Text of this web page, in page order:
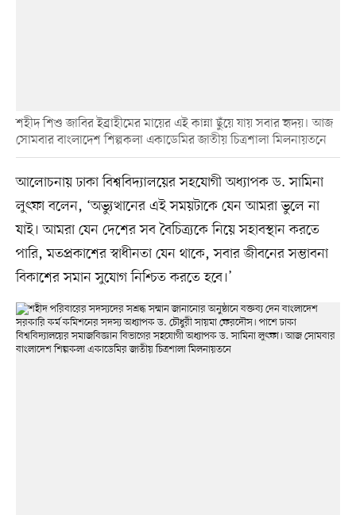
শহীদ শিশু জাবির ইব্রাহীমের মায়ের এই কান্না ছুঁয়ে যায় সবার হৃদয়। আজ
সোমবার বাংলাদেশ শিল্পকলা একাডেমির জাতীয় চিত্রশালা মিলনায়তনে
আলোচনায় ঢাকা বিশ্ববিদ্যালয়ের সহযোগী অধ্যাপক ড. সামিনা
লুৎফা বলেন, ‘অভ্যুত্থানের এই সময়টাকে যেন আমরা ভুলে না
যাই। আমরা যেন দেশের সব বৈচিত্র্যকে নিয়ে সহাবস্থান করতে
পারি, মতপ্রকাশের স্বাধীনতা যেন থাকে, সবার জীবনের সম্ভাবনা
বিকাশের সমান সুযোগ নিশ্চিত করতে হবে।’